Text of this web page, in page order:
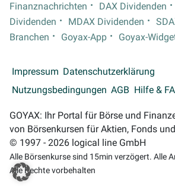
Finanznachrichten
DAX Dividenden
Dividenden
MDAX Dividenden
Branchen
Goyax-App Goyax-
Impressum Datenschutzerklärung
Nutzungsbedingungen AGB Hilfe &
GOYAX: Ihr Portal für Börse und
von Börsenkursen für Aktien, Fonds
© 1997 - 2026 logical line GmbH
Alle Börsenkurse sind 15min verzögert. Alle
Alle Rechte vorbehalten